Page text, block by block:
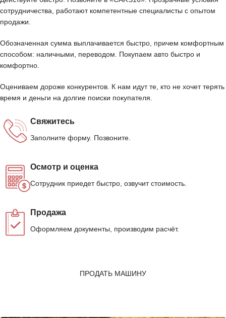
сотрудничества, работают компетентные специалисты с опытом
продажи.
Обозначенная сумма выплачивается быстро, причем комфортным
способом: наличными, переводом. Покупаем авто быстро и
комфортно.
Оцениваем дороже конкурентов. К нам идут те, кто не хочет терять
время и деньги на долгие поиски покупателя.
Свяжитесь
Заполните форму. Позвоните.
Осмотр и оценка
Сотрудник приедет быстро, озвучит стоимость.
Продажа
Оформляем документы, производим расчёт.
ПРОДАТЬ МАШИНУ